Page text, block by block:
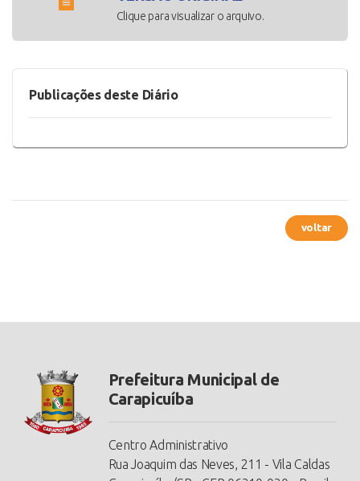
Clique para visualizar o arquivo.
Publicações deste Diário
voltar
Prefeitura Municipal de
Carapicuíba
Centro Administrativo
Rua Joaquim das Neves, 211 - Vila Caldas